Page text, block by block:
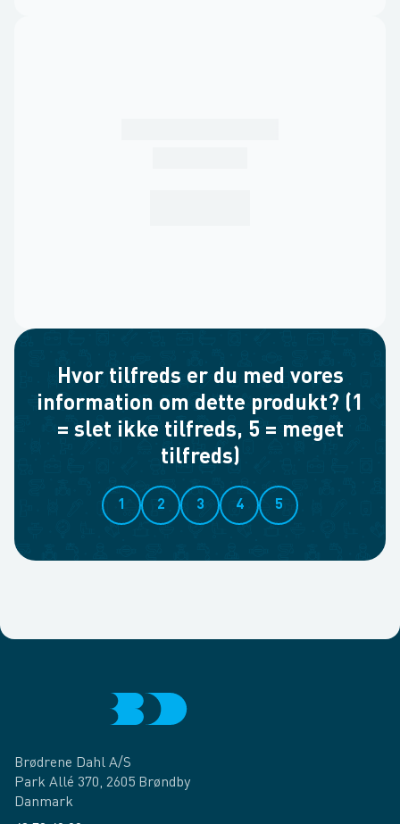
Hvor tilfreds er du med vores
information om dette produkt? (1
= slet ikke tilfreds, 5 = meget
tilfreds)
1 2 3 4 5
Brødrene Dahl A/S
Park Allé 370, 2605 Brøndby
Danmark